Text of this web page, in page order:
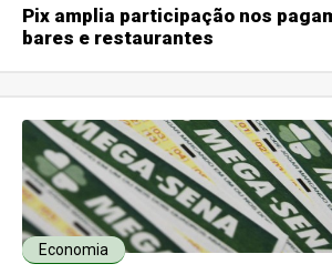
Pix amplia participação nos
bares e restaurantes
Economia